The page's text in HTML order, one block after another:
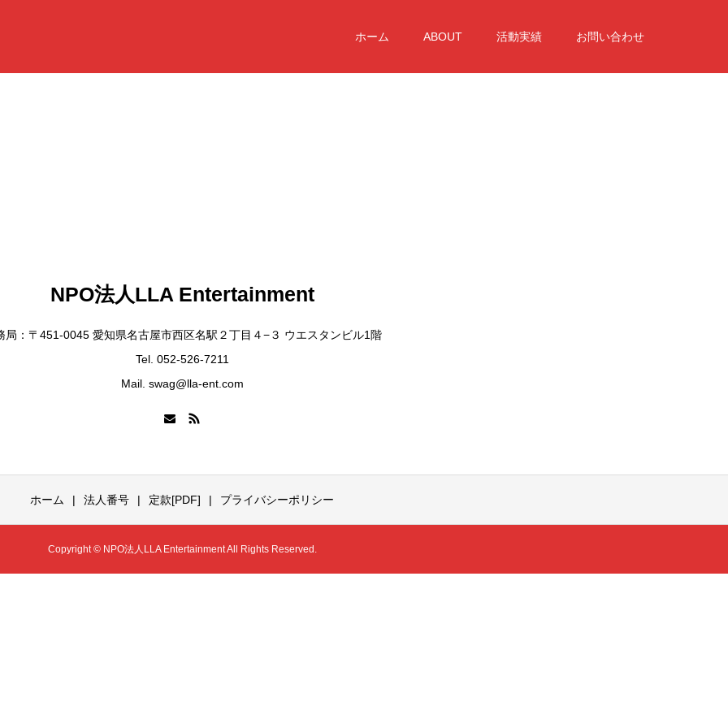
ホーム ABOUT 活動実績 お問い合わせ
NPO法人LLA Entertainment
局：〒451-0045 愛知県名古屋市西区名駅２丁目４−３ ウエスタンビル1階
Tel. 052-526-7211
Mail. swag@lla-ent.com
ホーム 法人番号 定款[PDF] プライバシーポリシー
Copyright © NPO法人LLA Entertainment All Rights Reserved.